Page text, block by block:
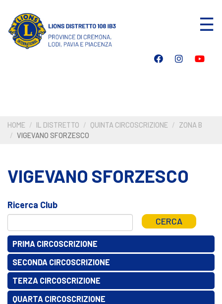
contenuto
principale
☰
HOME IL DISTRETTO QUINTA CIRCOSCRIZIONE
ZONA B
VIGEVANO SFORZESCO
VIGEVANO SFORZESCO
Ricerca Club
CERCA
PRIMA CIRCOSCRIZIONE
SECONDA CIRCOSCRIZIONE
TERZA CIRCOSCRIZIONE
QUARTA CIRCOSCRIZIONE